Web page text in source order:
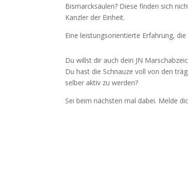
Bismarcksäulen? Diese finden sich
Kanzler der Einheit.
Eine leistungsorientierte Erfahrung,
Du willst dir auch dein JN
Du hast die Schnauze voll von den
selber aktiv zu werden?
Sei beim nächsten mal dabei. Melde